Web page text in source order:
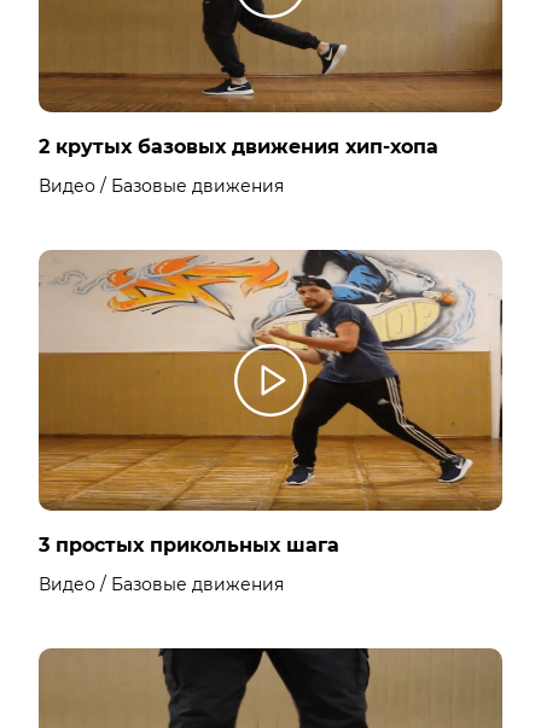
2 крутых базовых движения хип-хопа
Видео / Базовые движения
3 простых прикольных шага
Видео / Базовые движения